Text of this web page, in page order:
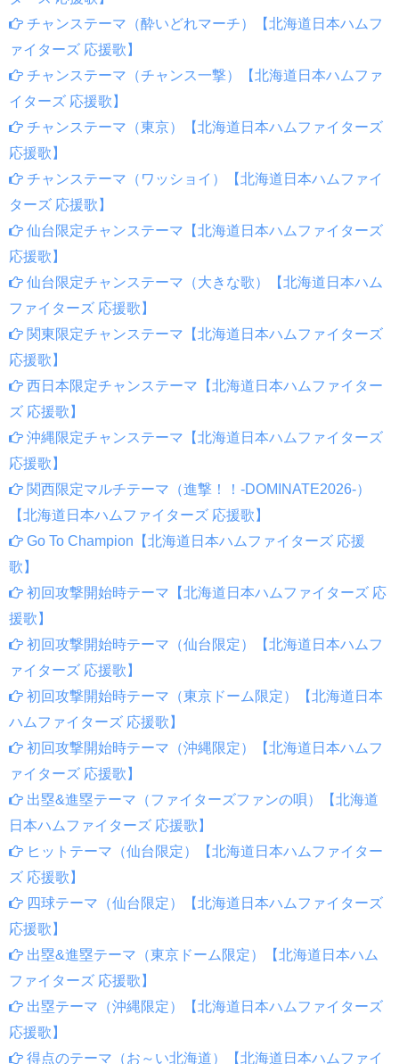
チャンステーマ（酔いどれマーチ）【北海道日本ハムフ
ァイターズ 応援歌】
チャンステーマ（チャンス一撃）【北海道日本ハムファ
イターズ 応援歌】
チャンステーマ（東京）【北海道日本ハムファイターズ
応援歌】
チャンステーマ（ワッショイ）【北海道日本ハムファイ
ターズ 応援歌】
仙台限定チャンステーマ【北海道日本ハムファイターズ
応援歌】
仙台限定チャンステーマ（大きな歌）【北海道日本ハム
ファイターズ 応援歌】
関東限定チャンステーマ【北海道日本ハムファイターズ
応援歌】
西日本限定チャンステーマ【北海道日本ハムファイター
ズ 応援歌】
沖縄限定チャンステーマ【北海道日本ハムファイターズ
応援歌】
関西限定マルチテーマ（進撃！！-DOMINATE2026-）
【北海道日本ハムファイターズ 応援歌】
Go To Champion【北海道日本ハムファイターズ 応援
歌】
初回攻撃開始時テーマ【北海道日本ハムファイターズ 応
援歌】
初回攻撃開始時テーマ（仙台限定）【北海道日本ハムフ
ァイターズ 応援歌】
初回攻撃開始時テーマ（東京ドーム限定）【北海道日本
ハムファイターズ 応援歌】
初回攻撃開始時テーマ（沖縄限定）【北海道日本ハムフ
ァイターズ 応援歌】
出塁&進塁テーマ（ファイターズファンの唄）【北海道
日本ハムファイターズ 応援歌】
ヒットテーマ（仙台限定）【北海道日本ハムファイター
ズ 応援歌】
四球テーマ（仙台限定）【北海道日本ハムファイターズ
応援歌】
出塁&進塁テーマ（東京ドーム限定）【北海道日本ハム
ファイターズ 応援歌】
出塁テーマ（沖縄限定）【北海道日本ハムファイターズ
応援歌】
得点のテーマ（お～い北海道）【北海道日本ハムファイ